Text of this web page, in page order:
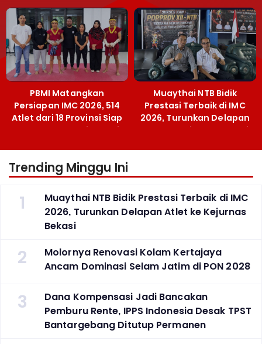
Terobosan Bangun
Grassroots
PBMI Matangkan
Persiapan IMC 2026, 514
Atlet dari 18 Provinsi Siap
Berlaga Besok di Bekasi
Muaythai NTB Bidik
Prestasi Terbaik di IMC
2026, Turunkan Delapan
Atlet ke Kejurnas Bekasi
Trending Minggu Ini
1
Muaythai NTB Bidik Prestasi Terbaik di IMC
2026, Turunkan Delapan Atlet ke Kejurnas
Bekasi
2
Molornya Renovasi Kolam Kertajaya
Ancam Dominasi Selam Jatim di PON 2028
3
Dana Kompensasi Jadi Bancakan
Pemburu Rente, IPPS Indonesia Desak TPST
Bantargebang Ditutup Permanen